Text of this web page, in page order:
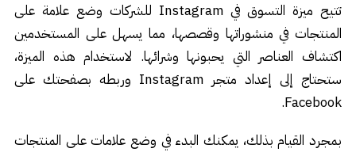
تتيح ميزة التسوق في Instagram للشركات وضع علامة على
المنتجات في منشوراتها وقصصها، مما يسهل على المستخدمين
اكتشاف العناصر التي يحبونها وشرائها. لاستخدام هذه الميزة،
ستحتاج إلى إعداد متجر Instagram وربطه بصفحتك على
Facebook.
بمجرد القيام بذلك، يمكنك البدء في وضع علامات على المنتجات